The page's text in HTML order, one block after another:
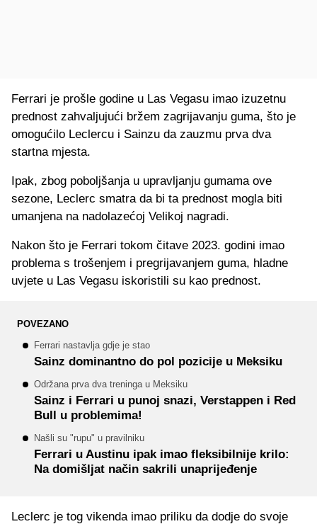
Ferrari je prošle godine u Las Vegasu imao izuzetnu
prednost zahvaljujući bržem zagrijavanju guma, što je
omogućilo Leclercu i Sainzu da zauzmu prva dva
startna mjesta.
Ipak, zbog poboljšanja u upravljanju gumama ove
sezone, Leclerc smatra da bi ta prednost mogla biti
umanjena na nadolazećoj Velikoj nagradi.
Nakon što je Ferrari tokom čitave 2023. godini imao
problema s trošenjem i pregrijavanjem guma, hladne
uvjete u Las Vegasu iskoristili su kao prednost.
POVEZANO
Ferrari nastavlja gdje je stao
Sainz dominantno do pol pozicije u Meksiku
Održana prva dva treninga u Meksiku
Sainz i Ferrari u punoj snazi, Verstappen i Red
Bull u problemima!
Našli su "rupu" u pravilniku
Ferrari u Austinu ipak imao fleksibilnije krilo:
Na domišljat način sakrili unaprijeđenje
Leclerc je tog vikenda imao priliku da dodje do svoje